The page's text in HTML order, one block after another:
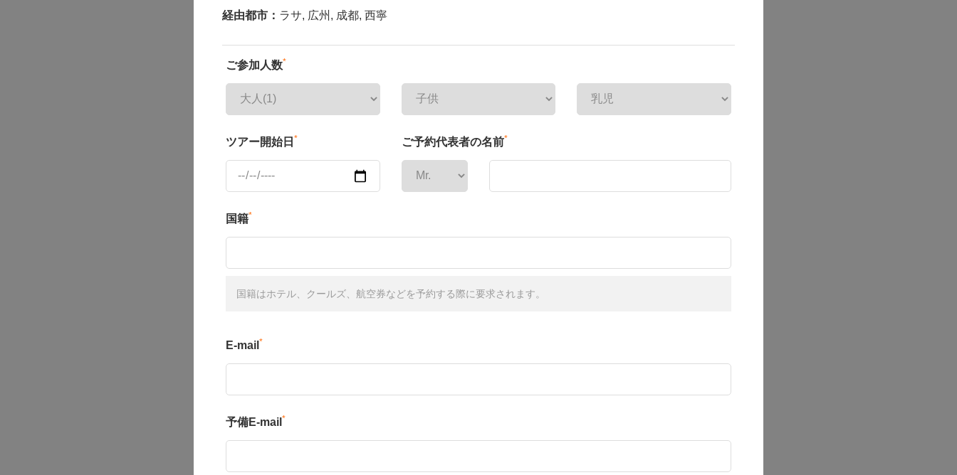
経由都市： ラサ, 広州 , 成都, 西寧
ご参加人数*
ツアー開始日 * ご予約代表者の名前*
国籍*
国籍はホテル、クールズ、航空券などを予約する際に要求されます。
E-mail *
予備E-mail *